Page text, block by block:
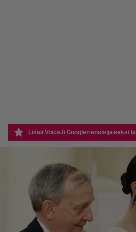
Lisää Voice.fi Googlen ensisijaiseksi